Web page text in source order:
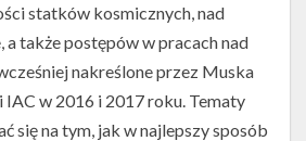
statków kosmicznych, nad
a także postępów w pracach nad
nakreślone przez Muska
w 2016 i 2017 roku. Tematy
się na tym, jak w najlepszy sposób